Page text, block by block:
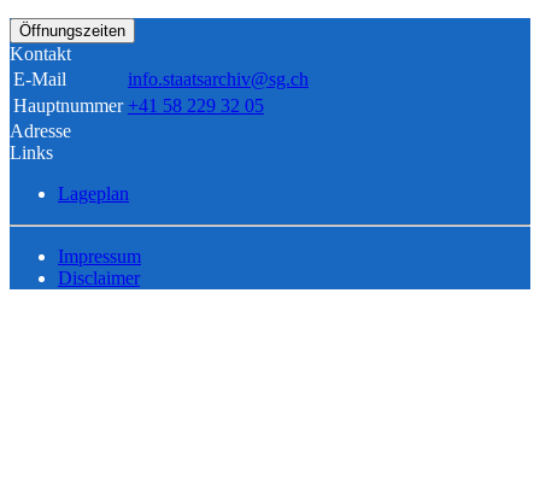
Öffnungszeiten
Kontakt
E-Mail
info.staatsarchiv@sg.ch
Hauptnummer +41 58 229 32 05
Adresse
Links
Lageplan
Impressum
Disclaimer